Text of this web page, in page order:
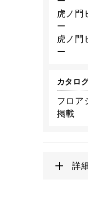
虎ノ門
ー
虎ノ門
ー
カタロ
フロア
掲載
詳